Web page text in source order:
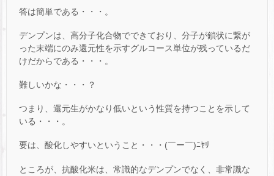
答は簡単である・・・。
デンプンは、高分子化合物でできており、分子が鎖状に繋が
った末端にのみ還元性を示すグルコース単位が残っているだ
けだからである・・・。
難しいかな・・・？
つまり、還元生がかなり低いという性質を持つことを示して
いる・・・。
要は、酸化しやすいということ・・・(￣ー￣)ﾆﾔﾘ
ところが、抗酸化米は、常識的なデンプンでなく、非常識な